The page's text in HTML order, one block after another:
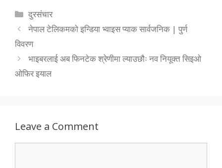
Categories
दुरसंचार
नेपाल टेलिकमको इन्डिया भ्वाइस प्याक सार्वजनिक | पुर्ण
विवरण
भाइबरलाई अब फिनटेक श्रेणीमा ल्याउछौः नव नियूक्त सिइओ
ओफिर इयाल
Leave a Comment